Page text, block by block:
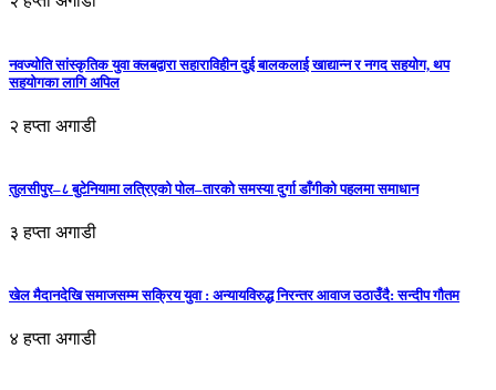
नवज्योति सांस्कृतिक युवा क्लबद्वारा सहाराविहीन दुई बालकलाई खाद्यान्न र नगद सहयोग, थप
सहयोगका लागि अपिल
२ हप्ता अगाडी
तुलसीपुर–८ बुटेनियामा लत्रिएको पोल–तारको समस्या दुर्गा डाँगीको पहलमा समाधान
३ हप्ता अगाडी
खेल मैदानदेखि समाजसम्म सक्रिय युवा : अन्यायविरुद्ध निरन्तर आवाज उठाउँदै: सन्दीप गौतम
४ हप्ता अगाडी